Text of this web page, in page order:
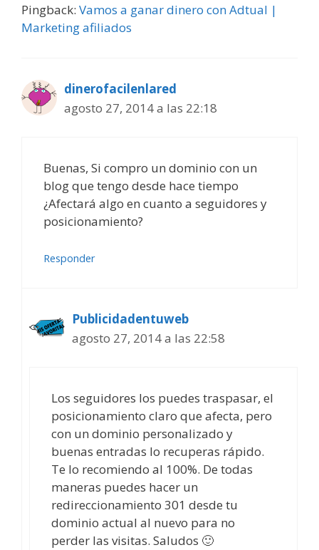
Pingback: Vamos a ganar dinero con Adtual |
Marketing afiliados
dinerofacilenlared
agosto 27, 2014 a las 22:18
Buenas, Si compro un dominio con un
blog que tengo desde hace tiempo
¿Afectará algo en cuanto a seguidores y
posicionamiento?
Responder
Publicidadentuweb
agosto 27, 2014 a las 22:58
Los seguidores los puedes traspasar, el
posicionamiento claro que afecta, pero
con un dominio personalizado y
buenas entradas lo recuperas rápido.
Te lo recomiendo al 100%. De todas
maneras puedes hacer un
redireccionamiento 301 desde tu
dominio actual al nuevo para no
perder las visitas. Saludos 🙂